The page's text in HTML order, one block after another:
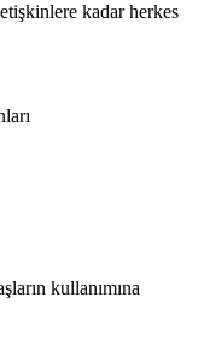
kadar herkes
kullanımına